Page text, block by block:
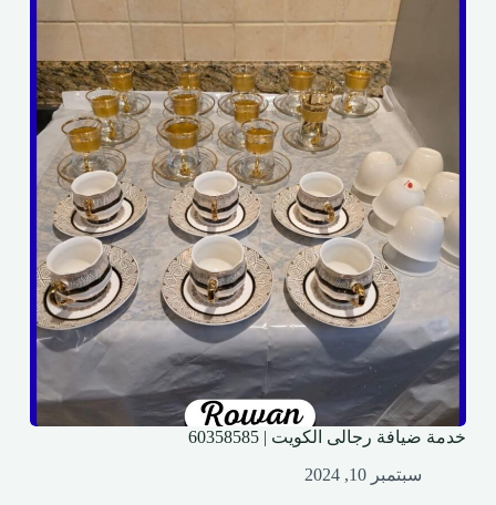
خدمة ضيافة رجالى الكويت | 60358585
سبتمبر 10, 2024